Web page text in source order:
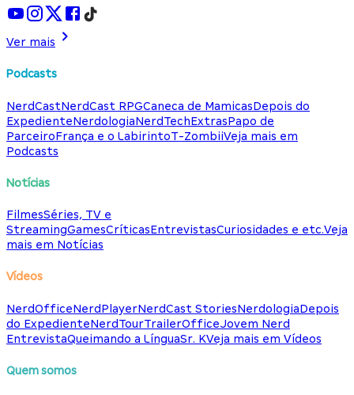
Ver mais
Podcasts
NerdCastNerdCast RPGCaneca de MamicasDepois do
ExpedienteNerdologiaNerdTechExtrasPapo de
ParceiroFrança e o LabirintoT-ZombiiVeja mais em
Podcasts
Notícias
FilmesSéries, TV e
StreamingGamesCríticasEntrevistasCuriosidades e etc.Veja
mais em Notícias
Vídeos
NerdOfficeNerdPlayerNerdCast StoriesNerdologiaDepois
do ExpedienteNerdTourTrailerOfficeJovem Nerd
EntrevistaQueimando a LínguaSr. KVeja mais em Vídeos
Quem somos